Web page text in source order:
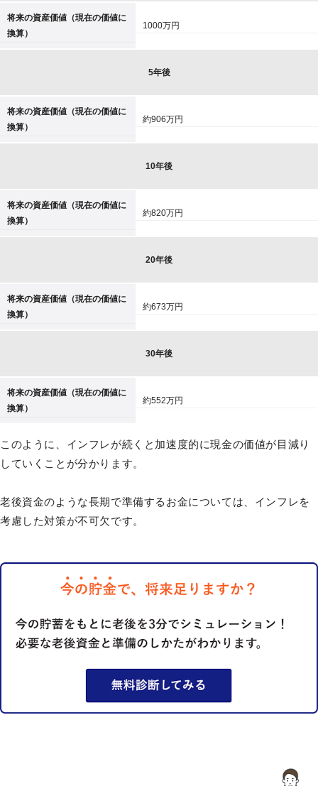
将来の資産価値（現在の価値に
換算）
1000万円
5年後
将来の資産価値（現在の価値に
換算）
約906万円
10年後
将来の資産価値（現在の価値に
換算）
約820万円
20年後
将来の資産価値（現在の価値に
換算）
約673万円
30年後
将来の資産価値（現在の価値に
換算）
約552万円
このように、インフレが続くと加速度的に現金の価値が目減り
していくことが分かります。
老後資金のような長期で準備するお金については、インフレを
考慮した対策が不可欠です。